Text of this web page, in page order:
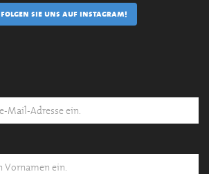
folgen sie uns auf instagram!